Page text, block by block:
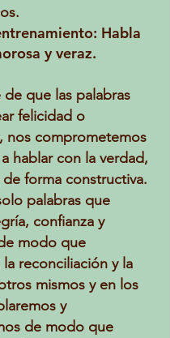
Habla
y veraz.
que las palabras
felicidad o
nos comprometemos
hablar con la verdad,
forma constructiva.
palabras que
confianza y
modo que
reconciliación y la
mismos y en los
y
de modo que